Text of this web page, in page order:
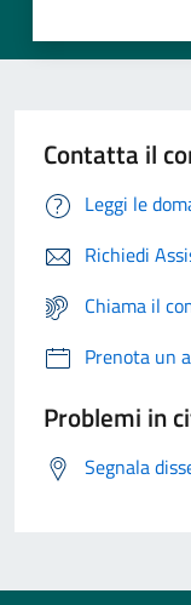
Contatta il
Leggi le
Richiedi
Chiama il
Prenota un
Problemi in
Segnala